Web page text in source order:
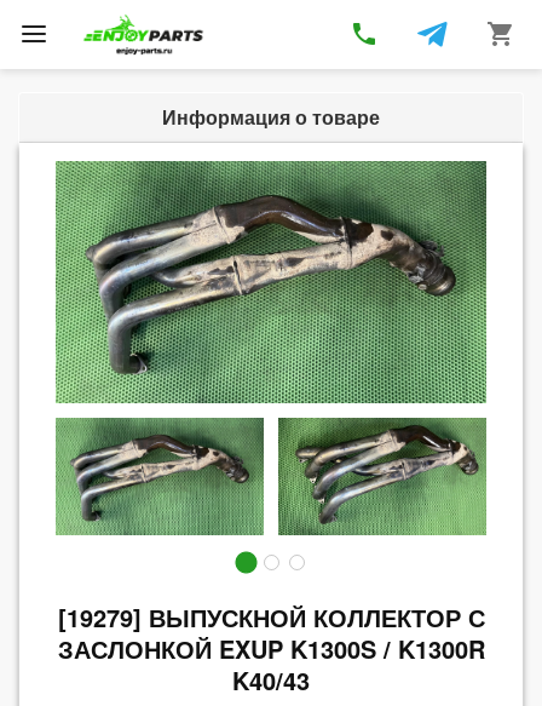
Toggle
navigation
phone shopping_cart
Информация о товаре
[19279] ВЫПУСКНОЙ КОЛЛЕКТОР С
ЗАСЛОНКОЙ EXUP K1300S / K1300R
K40/43